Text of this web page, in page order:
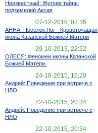
Неизвестный: Жуткие тайны
подземелий Аксая
07-12-2015, 02:35
АННА: Посёлок Лог - Кровоточащая
икона Казанской Божией Матери
29-10-2015, 22:52
ОЛЕСЯ: Феномен иконы Казанской
Божией Матери.
24-10-2015, 16:20
Андрей: Поведение при встрече с
НЛО
22-10-2015, 20:34
Андрей: Поведение при встрече с
НЛО
22-10-2015, 20:34